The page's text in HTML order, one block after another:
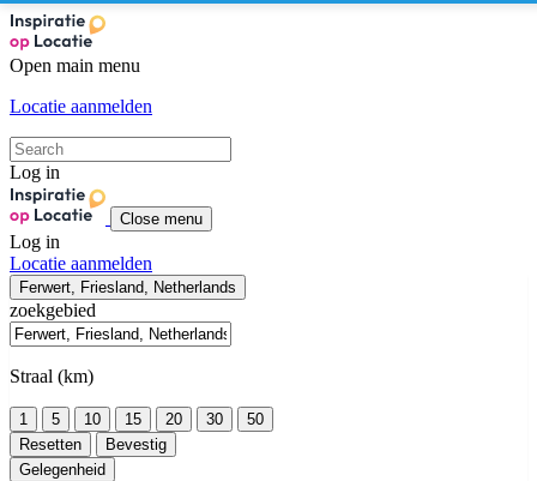
Open main menu
Locatie aanmelden
Log in
Close menu
Log in
Locatie aanmelden
Ferwert, Friesland, Netherlands
zoekgebied
Straal (km)
1 5 10 15 20 30
50
Resetten
Bevestig
Gelegenheid